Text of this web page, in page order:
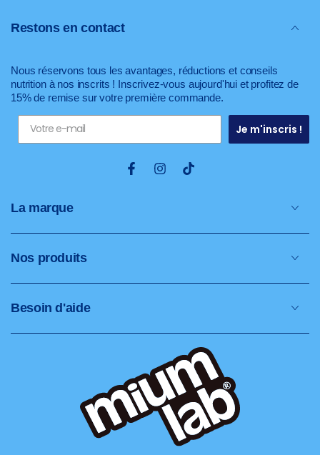
La marque
Nos produits
Besoin d'aide
Restons en contact
Nous réservons tous les avantages, réductions et conseils
nutrition à nos inscrits ! Inscrivez-vous aujourd'hui et profitez de
15% de remise sur votre première commande.
Je m'inscris !
FacebookInstagramTikTok